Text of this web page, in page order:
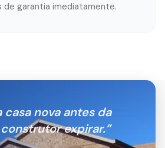
de garantia imediatamente.
casa nova antes da
expirar.”